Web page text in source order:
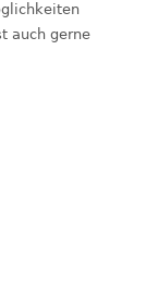
auch gerne